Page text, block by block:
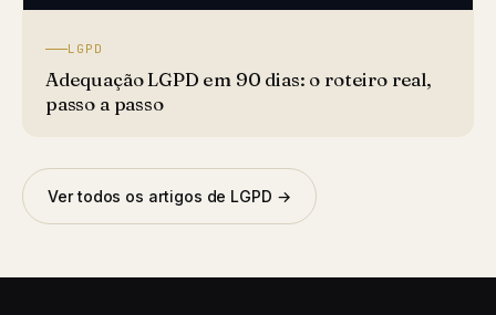
LGPD
Adequação LGPD em 90 dias: o roteiro real,
passo a passo
Ver todos os artigos de LGPD →